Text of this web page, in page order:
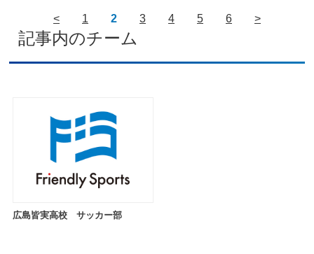
< 1 2 3 4 5 6 >
記事内のチーム
広島皆実高校 サッカー部